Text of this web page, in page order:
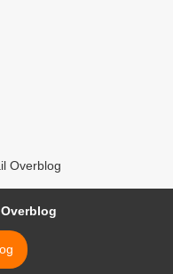
Overblog